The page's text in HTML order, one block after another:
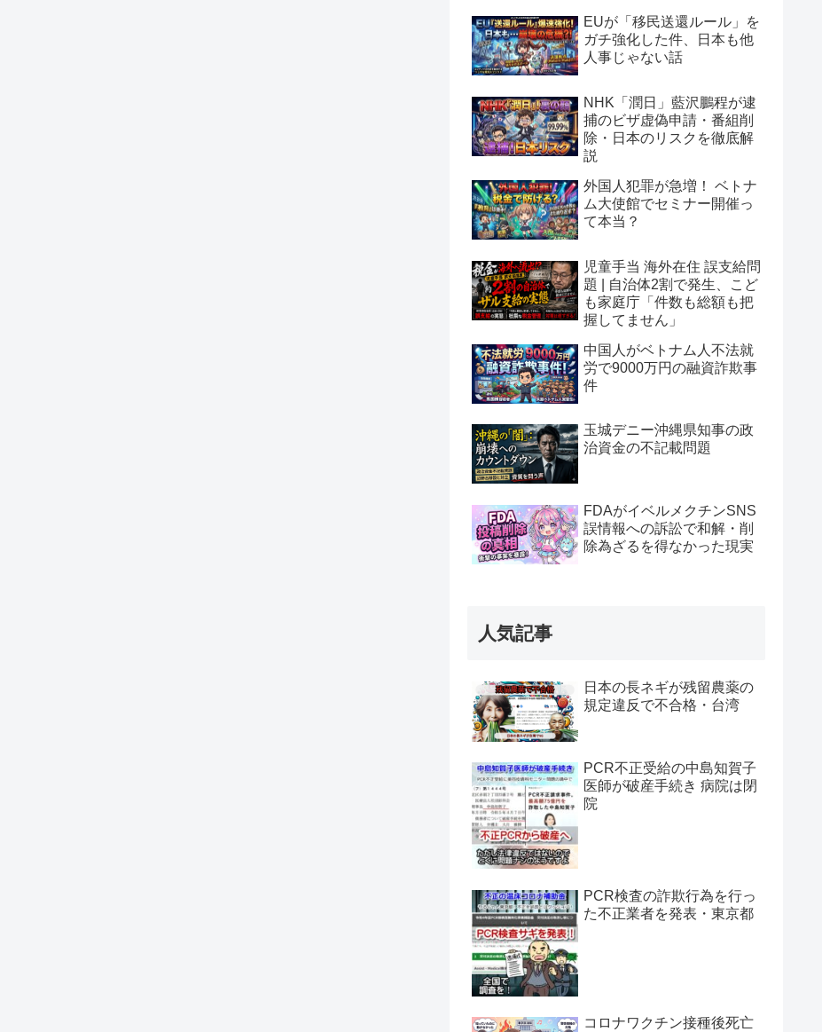
EUが「移民送還ルール」を
ガチ強化した件、日本も他
人事じゃない話
NHK「潤日」藍沢鵬程が逮
捕のビザ虚偽申請・番組削
除・日本のリスクを徹底解
説
外国人犯罪が急増！ ベトナ
ム大使館でセミナー開催っ
て本当？
児童手当 海外在住 誤支給問
題 | 自治体2割で発生、こど
も家庭庁「件数も総額も把
握してません」
中国人がベトナム人不法就
労で9000万円の融資詐欺事
件
玉城デニー沖縄県知事の政
治資金の不記載問題
FDAがイベルメクチンSNS
誤情報への訴訟で和解・削
除為ざるを得なかった現実
人気記事
日本の長ネギが残留農薬の
規定違反で不合格・台湾
PCR不正受給の中島知賀子
医師が破産手続き 病院は閉
院
PCR検査の詐欺行為を行っ
た不正業者を発表・東京都
コロナワクチン接種後死亡